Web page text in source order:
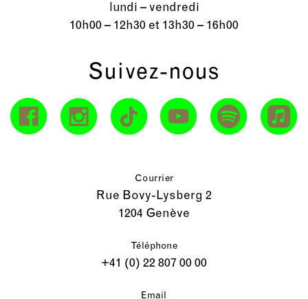
lundi – vendredi
10h00 – 12h30 et 13h30 – 16h00
Suivez-nous
Courrier
Rue Bovy-Lysberg 2
1204 Genève
Téléphone
+41 (0) 22 807 00 00
Email